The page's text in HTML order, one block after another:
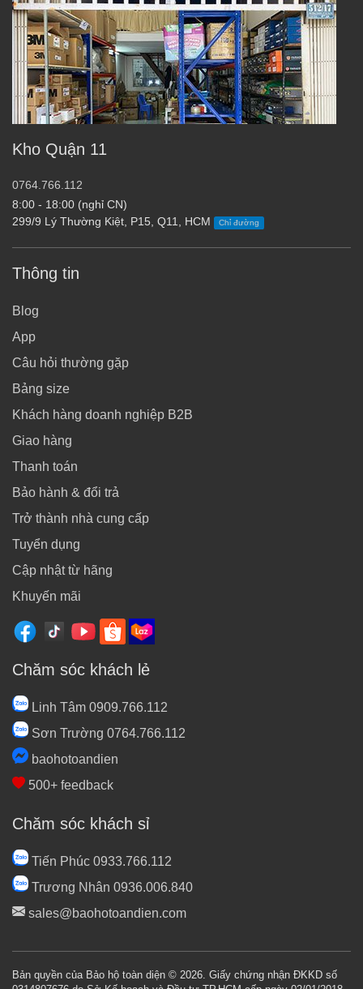
Kho Quận 11
0764.766.112
8:00 - 18:00 (nghỉ CN)
299/9 Lý Thường Kiệt, P15, Q11, HCM
Chỉ đường
Thông tin
Blog
App
Câu hỏi thường gặp
Bảng size
Khách hàng doanh nghiệp B2B
Giao hàng
Thanh toán
Bảo hành & đổi trả
Trở thành nhà cung cấp
Tuyển dụng
Cập nhật từ hãng
Khuyến mãi
Chăm sóc khách lẻ
Linh Tâm 0909.766.112
Sơn Trường 0764.766.112
baohotoandien
500+ feedback
Chăm sóc khách sỉ
Tiến Phúc 0933.766.112
Trương Nhân 0936.006.840
sales@baohotoandien.com
Bản quyền của Bảo hộ toàn diện © 2026. Giấy chứng nhận ĐKKD số